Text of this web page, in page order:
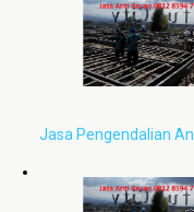
Jasa Pengendalian